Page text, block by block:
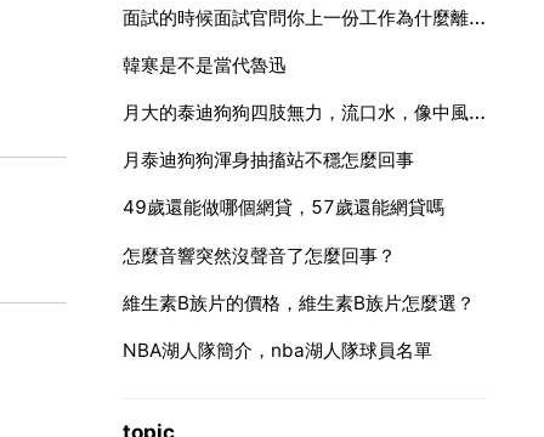
面試的時候面試官問你上一份工作為什麼離職，你要怎麼回答
韓寒是不是當代魯迅
月大的泰迪狗狗四肢無力，流口水，像中風了一樣。。怎麼辦
月泰迪狗狗渾身抽搐站不穩怎麼回事
49歲還能做哪個網貸，57歲還能網貸嗎
怎麼音響突然沒聲音了怎麼回事？
維生素B族片的價格，維生素B族片怎麼選？
NBA湖人隊簡介，nba湖人隊球員名單